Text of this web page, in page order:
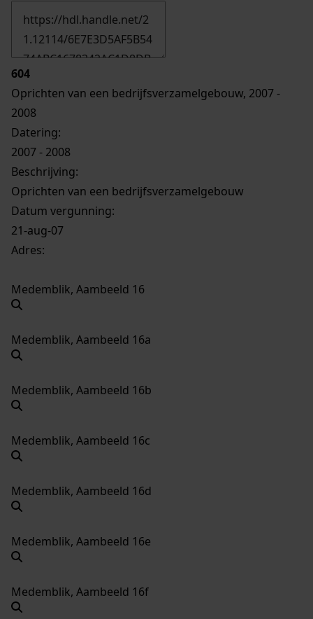
604
Oprichten van een bedrijfsverzamelgebouw, 2007 -
2008
Datering:
2007 - 2008
Beschrijving:
Oprichten van een bedrijfsverzamelgebouw
Datum vergunning:
21-aug-07
Adres:
Medemblik, Aambeeld 16
Medemblik, Aambeeld 16a
Medemblik, Aambeeld 16b
Medemblik, Aambeeld 16c
Medemblik, Aambeeld 16d
Medemblik, Aambeeld 16e
Medemblik, Aambeeld 16f